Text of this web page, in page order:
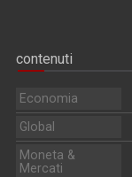
contenuti
Economia
Global
Moneta &
Mercati